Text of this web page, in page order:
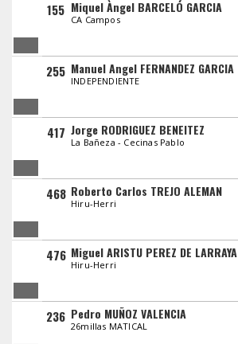
155 Miquel Àngel BARCELÓ GARCIA
CA Campos
255 Manuel Angel FERNANDEZ GARCIA
INDEPENDIENTE
417 Jorge RODRIGUEZ BENEITEZ
La Bañeza - Cecinas Pablo
468 Roberto Carlos TREJO ALEMAN
Hiru-Herri
476 Miguel ARISTU PEREZ DE LARRAYA
Hiru-Herri
236 Pedro MUÑOZ VALENCIA
26millas MATICAL